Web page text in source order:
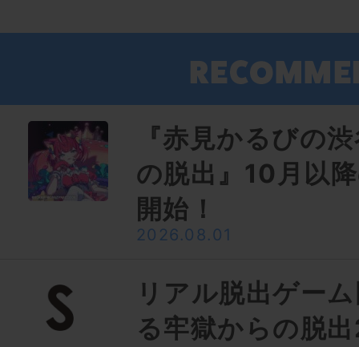
『赤見かるびの
の脱出』10月以
開始！
2026.08.01
リアル脱出ゲー
る牢獄からの脱